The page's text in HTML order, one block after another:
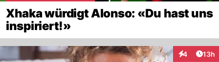
Xhaka würdigt Alonso: «Du hast uns
inspiriert!»
4
Interaktionen
13h